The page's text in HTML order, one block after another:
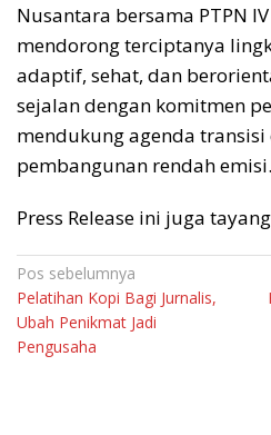
Nusantara bersama PTPN
mendorong terciptanya
adaptif, sehat, dan
sejalan dengan komitmen
mendukung agenda
pembangunan rendah emisi.
Press Release ini juga
Navigasi
pos
Pos sebelumnya
Pelatihan Kopi Bagi Jurnalis,
Ubah Penikmat Jadi
Pengusaha